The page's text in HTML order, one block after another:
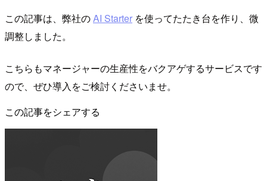
この記事は、弊社のAI Starter を使ってたたき台を作り、微
調整しました。
こちらもマネージャーの生産性をバクアゲするサービスです
ので、ぜひ導入をご検討くださいませ。
この記事をシェアする